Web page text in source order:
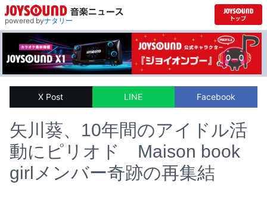
powered byナタリー
X Post LINE Facebook
矢川葵、10年間のアイドル活
動にピリオド Maison book
girlメンバー奇跡の再集結